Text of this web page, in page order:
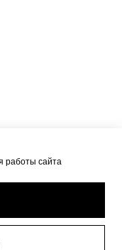
работы сайта